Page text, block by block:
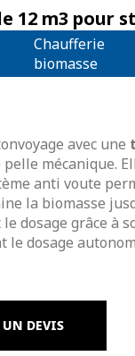
12 m3 pour
Chaufferie
biomasse
avec une
pelle mécanique.
anti voute
la biomasse
dosage grâce à
le dosage
UN DEVIS